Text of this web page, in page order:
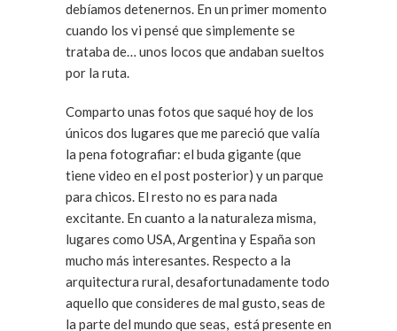
debíamos detenernos. En un primer momento
cuando los vi pensé que simplemente se
trataba de… unos locos que andaban sueltos
por la ruta.
Comparto unas fotos que saqué hoy de los
únicos dos lugares que me pareció que valía
la pena fotografiar: el buda gigante (que
tiene video en el post posterior) y un parque
para chicos. El resto no es para nada
excitante. En cuanto a la naturaleza misma,
lugares como USA, Argentina y España son
mucho más interesantes. Respecto a la
arquitectura rural, desafortunadamente todo
aquello que consideres de mal gusto, seas de
la parte del mundo que seas, está presente en